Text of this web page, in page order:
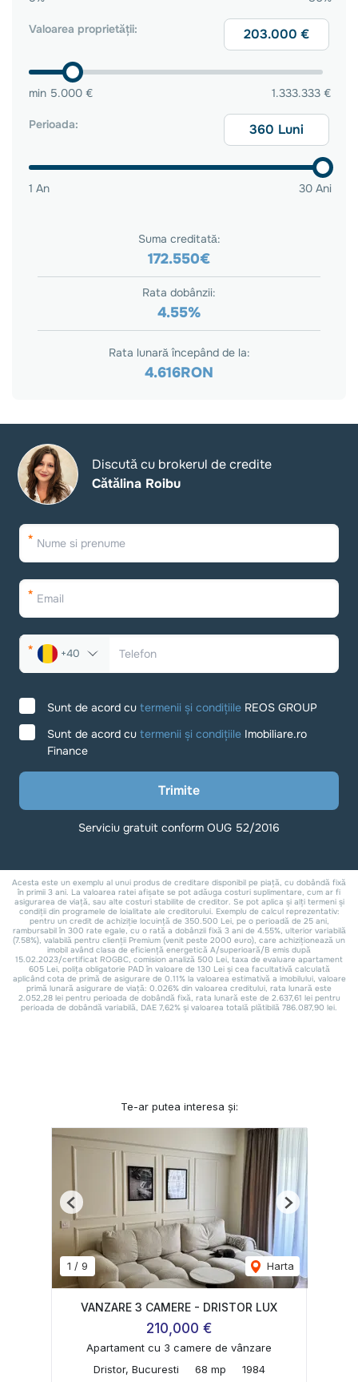
Te-ar putea interesa și:
1 / 9 Harta
Previous Next
VANZARE 3 CAMERE - DRISTOR LUX
210,000 €
Apartament cu 3 camere de vânzare
Dristor, Bucuresti
68 mp 1984